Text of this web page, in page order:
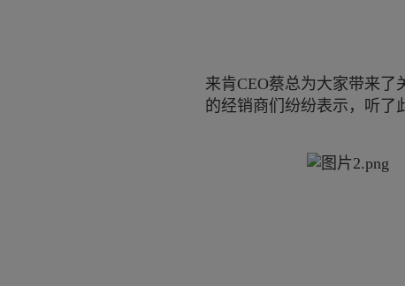
来肯CEO蔡总为大家带来
的经销商们纷纷表示，听了